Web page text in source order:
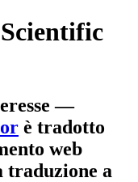
—
è tradotto
web
a